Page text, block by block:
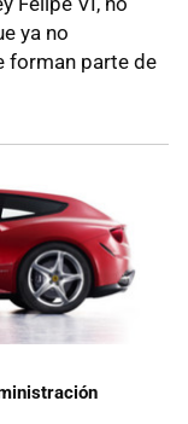
ya no
forman parte de